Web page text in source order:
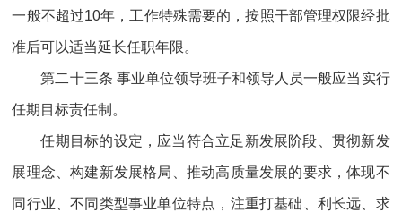
一般不超过10年，工作特殊需要的，按照干部管理权限经批
准后可以适当延长任职年限。
第二十三条 事业单位领导班子和领导人员一般应当实行
任期目标责任制。
任期目标的设定，应当符合立足新发展阶段、贯彻新发
展理念、构建新发展格局、推动高质量发展的要求，体现不
同行业、不同类型事业单位特点，注重打基础、利长远、求